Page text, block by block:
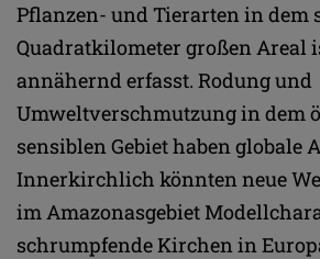
Pflanzen- und Tierarten in dem
Quadratkilometer großen Areal
annähernd erfasst. Rodung und
Umweltverschmutzung in dem
sensiblen Gebiet haben globale
Innerkirchlich könnten neue
im Amazonasgebiet
schrumpfende Kirchen in